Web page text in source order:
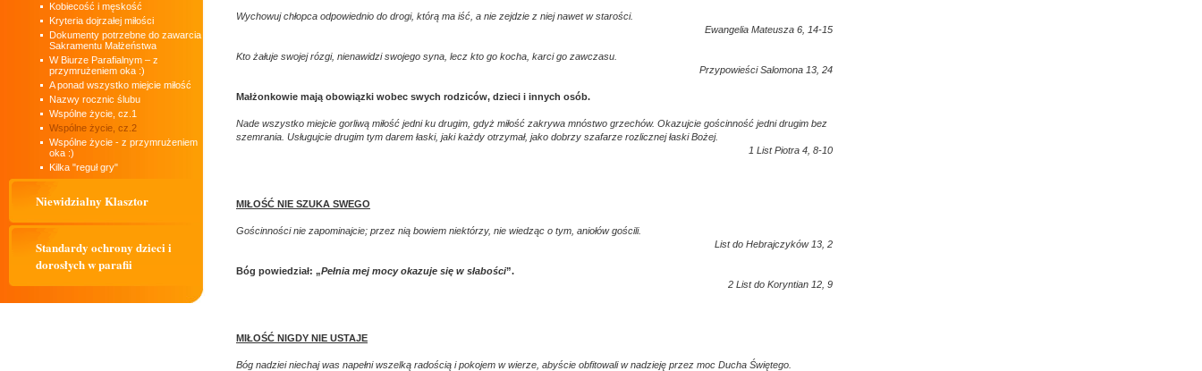
Kobiecość i męskość
Kryteria dojrzałej miłości
Dokumenty potrzebne do zawarcia
Sakramentu Małżeństwa
W Biurze Parafialnym – z
przymrużeniem oka :)
A ponad wszystko miejcie miłość
Nazwy rocznic ślubu
Wspólne życie, cz.1
Wspólne życie, cz.2
Wspólne życie - z przymrużeniem
oka :)
Kilka "reguł gry"
Niewidzialny Klasztor
Standardy ochrony dzieci i
dorosłych w parafii
Wychowuj chłopca odpowiednio do drogi, którą ma iść, a nie zejdzie z niej nawet w starości.
Ewangelia Mateusza 6, 14-15
Kto żałuje swojej rózgi, nienawidzi swojego syna, lecz kto go kocha, karci go zawczasu.
Przypowieści Salomona 13, 24
Małżonkowie mają obowiązki wobec swych rodziców, dzieci i innych osób.
Nade wszystko miejcie gorliwą miłość jedni ku drugim, gdyż miłość zakrywa mnóstwo grzechów. Okazujcie gościnność jedni drugim bez
szemrania. Usługujcie drugim tym darem łaski, jaki każdy otrzymał, jako dobrzy szafarze rozlicznej łaski Bożej.
1 List Piotra 4, 8-10
MIŁOŚĆ NIE SZUKA SWEGO
Gościnności nie zapominajcie; przez nią bowiem niektórzy, nie wiedząc o tym, aniołów gościli.
List do Hebrajczyków 13, 2
Bóg powiedział: „Pełnia mej mocy okazuje się w słabości”.
2 List do Koryntian 12, 9
MIŁOŚĆ NIGDY NIE USTAJE
Bóg nadziei niechaj was napełni wszelką radością i pokojem w wierze, abyście obfitowali w nadzieję przez moc Ducha Świętego.